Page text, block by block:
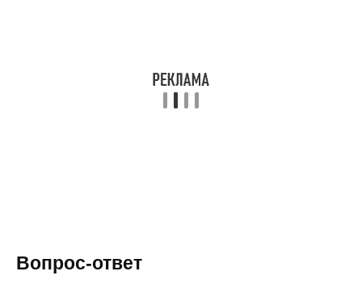
Вопрос-ответ